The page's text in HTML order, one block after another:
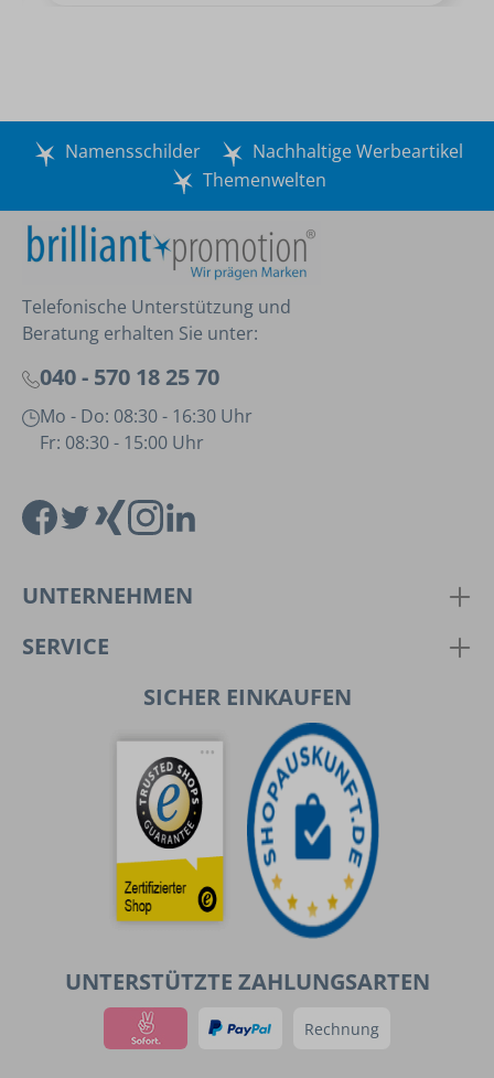
Namensschilder
Nachhaltige Werbeartikel
Themenwelten
Telefonische Unterstützung und
Beratung erhalten Sie unter:
040 - 570 18 25 70
Mo - Do: 08:30 - 16:30 Uhr
Fr: 08:30 - 15:00 Uhr
UNTERNEHMEN
SERVICE
SICHER EINKAUFEN
UNTERSTÜTZTE ZAHLUNGSARTEN
Rechnung